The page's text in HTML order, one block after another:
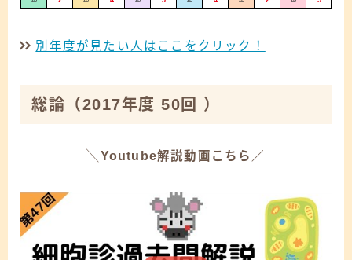
別年度が見たい人はここをクリック！
総論 （2017年度 50回 ）
╲Youtube解説動画こちら／